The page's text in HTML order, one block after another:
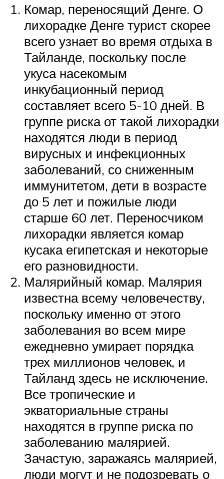
Комар, переносящий Денге. О
лихорадке Денге турист скорее
всего узнает во время отдыха в
Тайланде, поскольку после
укуса насекомым
инкубационный период
составляет всего 5-10 дней. В
группе риска от такой лихорадки
находятся люди в период
вирусных и инфекционных
заболеваний, со сниженным
иммунитетом, дети в возрасте
до 5 лет и пожилые люди
старше 60 лет. Переносчиком
лихорадки является комар
кусака египетская и некоторые
его разновидности.
Малярийный комар. Малярия
известна всему человечеству,
поскольку именно от этого
заболевания во всем мире
ежедневно умирает порядка
трех миллионов человек, и
Тайланд здесь не исключение.
Все тропические и
экваториальные страны
находятся в группе риска по
заболеванию малярией.
Зачастую, заражаясь малярией,
люди могут и не подозревать о